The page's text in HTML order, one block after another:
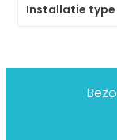
Installatie type